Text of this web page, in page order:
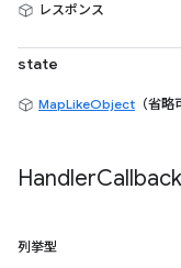
レスポンス
state
MapLikeObject （省略
HandlerCallback
列挙型